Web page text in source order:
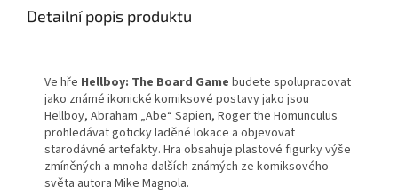
Detailní popis produktu
Ve hře Hellboy: The Board Game budete spolupracovat
jako známé ikonické komiksové postavy jako jsou
Hellboy, Abraham „Abe“ Sapien, Roger the Homunculus
prohledávat goticky laděné lokace a objevovat
starodávné artefakty. Hra obsahuje plastové figurky výše
zmíněných a mnoha dalších známých ze komiksového
světa autora Mike Magnola.